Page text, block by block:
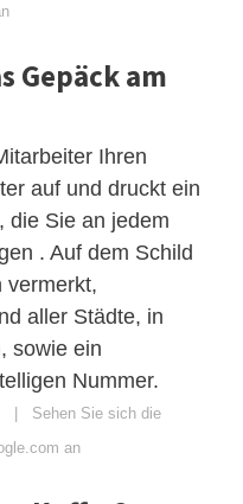
Gepäck am
Ihren
auf und druckt ein
die Sie an jedem
. Auf dem Schild
vermerkt,
aller Städte, in
sowie ein
Nummer.
| Sehen Sie sich die
an